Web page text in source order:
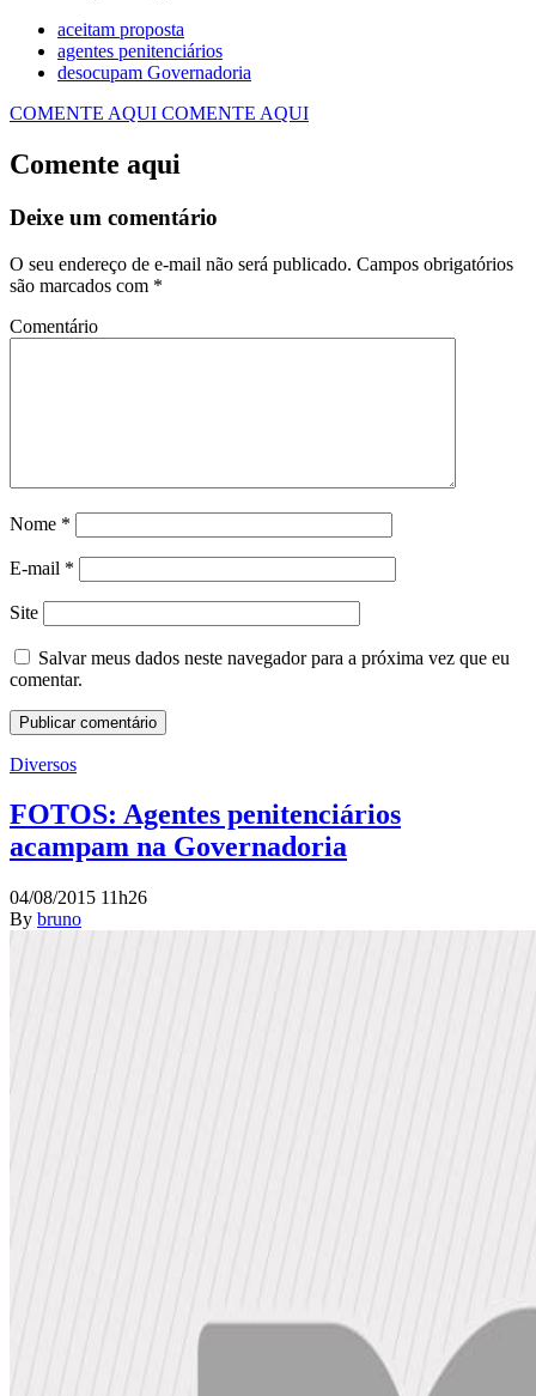
aceitam proposta
agentes penitenciários
desocupam Governadoria
COMENTE AQUI COMENTE AQUI
Comente aqui
Deixe um comentário
O seu endereço de e-mail não será publicado. Campos obrigatórios
são marcados com *
Comentário
Nome *
E-mail *
Site
Salvar meus dados neste navegador para a próxima vez que eu
comentar.
Diversos
FOTOS: Agentes penitenciários
acampam na Governadoria
04/08/2015 11h26
By bruno